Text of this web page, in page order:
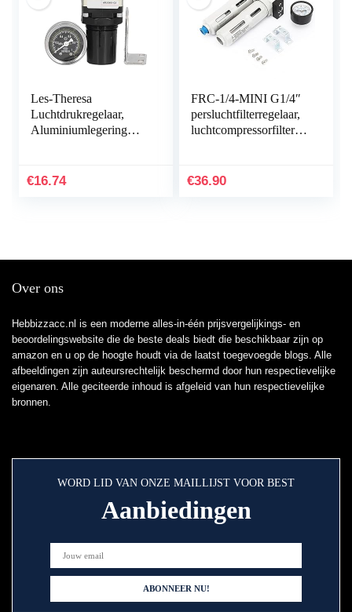
Les-Theresa
Luchtdrukregelaar,
Aluminiumlegering
Compressorcomponent
€16.74
FRC-1/4-MINI G1/4″
persluchtfilterregelaar,
luchtcompressorfilteroli
G1/4″ aluminium
€36.90
Over ons
Hebbizzacc.nl is een moderne alles-in-één prijsvergelijkings- en
beoordelingswebsite die de beste deals biedt die beschikbaar zijn op
amazon en u op de hoogte houdt via de laatst toegevoegde blogs. Alle
afbeeldingen zijn auteursrechtelijk beschermd door hun respectievelijke
eigenaren. Alle geciteerde inhoud is afgeleid van hun respectievelijke
bronnen.
WORD LID VAN ONZE MAILLIJST VOOR BEST
Aanbiedingen